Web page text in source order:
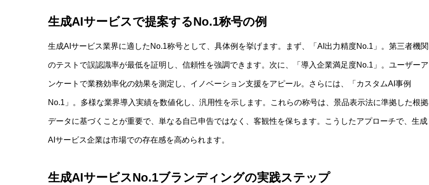
生成AIサービスで提案するNo.1称号の例
生成AIサービス業界に適したNo.1称号として、具体例を挙げます。まず、「AI出力精度No.1」。第三者機関
のテストで誤認識率が最低を証明し、信頼性を強調できます。次に、「導入企業満足度No.1」。ユーザーア
ンケートで業務効率化の効果を測定し、イノベーション支援をアピール。さらには、「カスタムAI事例
No.1」。多様な業界導入実績を数値化し、汎用性を示します。これらの称号は、景品表示法に準拠した根拠
データに基づくことが重要で、単なる自己申告ではなく、客観性を保ちます。こうしたアプローチで、生成
AIサービス企業は市場での存在感を高められます。
生成AIサービスNo.1ブランディングの実践ステップ